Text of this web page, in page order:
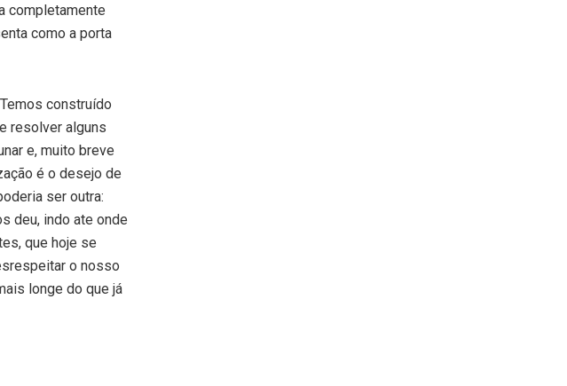
completamente
como a porta
construído
resolver alguns
e, muito breve
é o desejo de
ser outra:
deu, indo ate onde
que hoje se
o nosso
longe do que já